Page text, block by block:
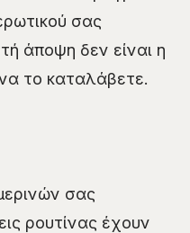
σας
άποψη δεν είναι η
το καταλάβετε.
σας
ρουτίνας έχουν